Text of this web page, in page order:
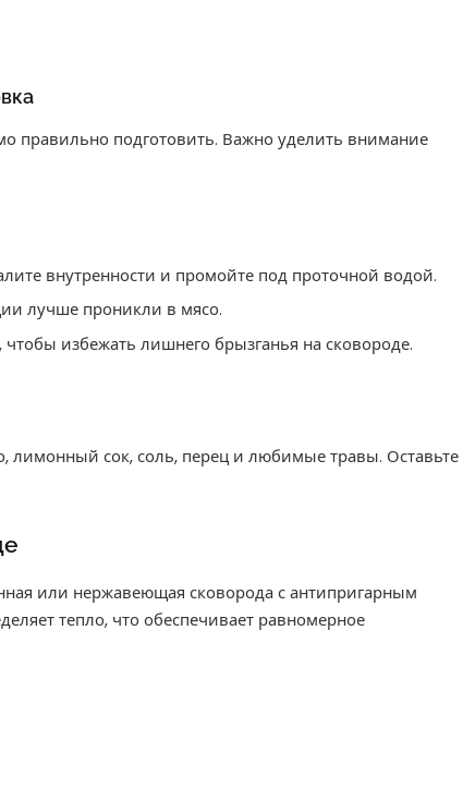
правильно подготовить. Важно уделить внимание
внутренности и промойте под проточной водой.
лучше проникли в мясо.
избежать лишнего брызганья на сковороде.
лимонный сок, соль, перец и любимые травы. Оставьте
или нержавеющая сковорода с антипригарным
тепло, что обеспечивает равномерное